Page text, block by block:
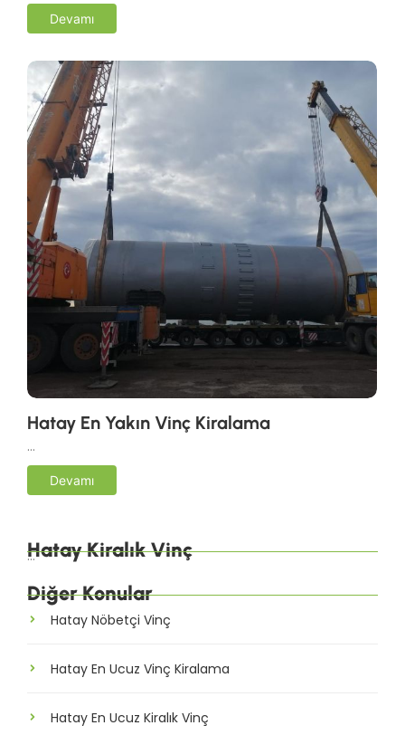
Devamı
Hatay En Yakın Vinç Kiralama
…
Devamı
Hatay Kiralık Vinç
…
Diğer Konular
Hatay Nöbetçi Vinç
Hatay En Ucuz Vinç Kiralama
Hatay En Ucuz Kiralık Vinç